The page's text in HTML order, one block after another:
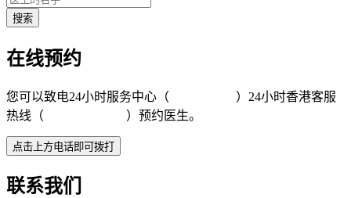
在线预约
您可以致电24小时服务中心（
）24小时香港客服
热线（
）预约医生。
联系我们